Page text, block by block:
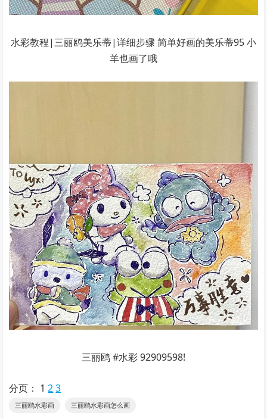
水彩教程|三丽鸥美乐蒂|详细步骤 简单好画的美乐蒂95 小
羊也画了哦
三丽鸥 #水彩 92909598!
分页： 1 2 3
三丽鸥水彩画 三丽鸥水彩画怎么画